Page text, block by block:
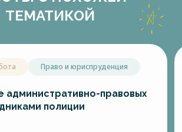
ТЕМАТИКОЙ
Право и юриспруденция
административно-правовых
полиции